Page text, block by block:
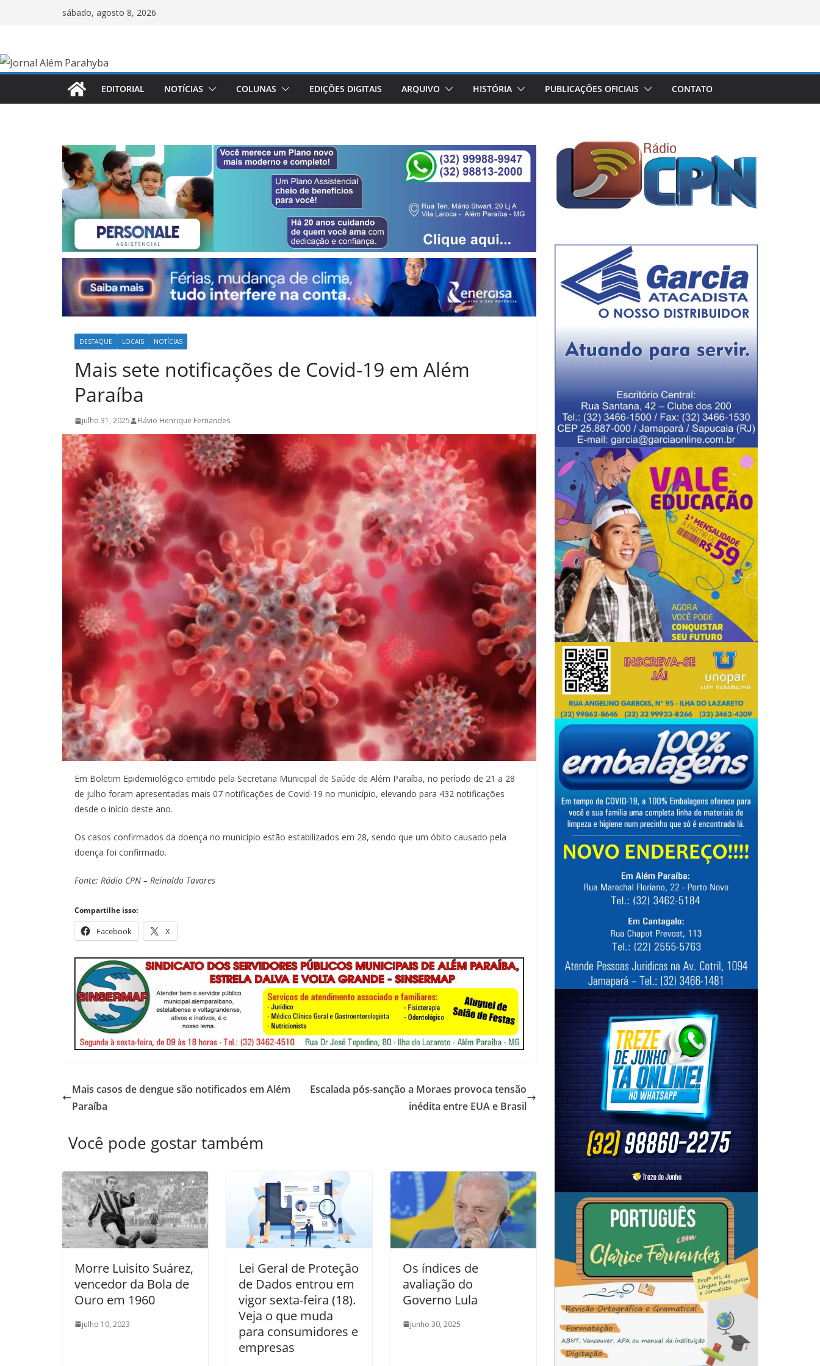
conteúdo
sábado, agosto 8, 2026
EDITORIAL NOTÍCIAS COLUNAS EDIÇÕES DIGITAIS ARQUIVO HISTÓRIA PUBLICAÇÕES OFICIAIS CONTATO
DESTAQUE LOCAIS NOTÍCIAS
Mais sete notificações de Covid-19 em Além
Paraíba
julho 31, 2025 Flávio Henrique Fernandes
Em Boletim Epidemiológico emitido pela Secretaria Municipal de Saúde de Além Paraíba, no período de 21 a 28
de julho foram apresentadas mais 07 notificações de Covid-19 no município, elevando para 432 notificações
desde o início deste ano.
Os casos confirmados da doença no município estão estabilizados em 28, sendo que um óbito causado pela
doença foi confirmado.
Fonte; Rádio CPN – Reinaldo Tavares
Compartilhe isso:
Facebook X
Mais casos de dengue são notificados em Além
Paraíba
Escalada pós-sanção a Moraes provoca tensão
inédita entre EUA e Brasil
Você pode gostar também
Morre Luisito Suárez,
vencedor da Bola de
Ouro em 1960
julho 10, 2023
Lei Geral de Proteção
de Dados entrou em
vigor sexta-feira (18).
Veja o que muda
para consumidores e
empresas
Os índices de
avaliação do
Governo Lula
junho 30, 2025